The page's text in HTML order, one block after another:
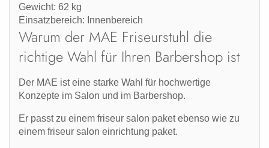
Gewicht: 62 kg
Einsatzbereich: Innenbereich
Warum der MAE Friseurstuhl die
richtige Wahl für Ihren Barbershop ist
Der MAE ist eine starke Wahl für hochwertige
Konzepte im Salon und im Barbershop.
Er passt zu einem friseur salon paketebenso wie zu
einem friseur salon einrichtung paket.